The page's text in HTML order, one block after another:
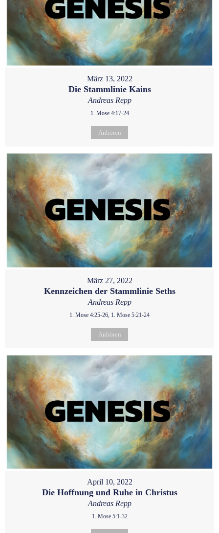
März 13, 2022
Die Stammlinie Kains
Andreas Repp
1. Mose 4:17-24
Anhören
März 27, 2022
Kennzeichen der Stammlinie Seths
Andreas Repp
1. Mose 4:25-26, 1. Mose 5:21-24
Anhören
April 10, 2022
Die Hoffnung und Ruhe in Christus
Andreas Repp
1. Mose 5:1-32